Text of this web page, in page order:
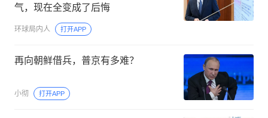
气，现在全变成了后悔
环球局内人 打开APP
再向朝鲜借兵，普京有多难？
小彻 打开APP